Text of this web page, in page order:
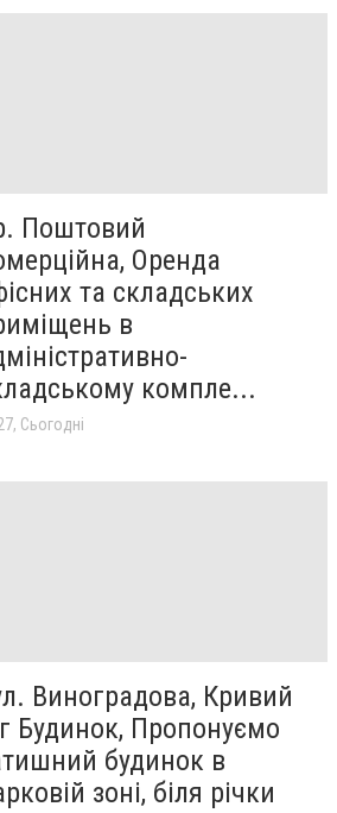
Поштовий
Оренда
та складських
в
компле...
Сьогодні
Виноградова, Кривий
Будинок, Пропонуємо
будинок в
зоні, біля річки